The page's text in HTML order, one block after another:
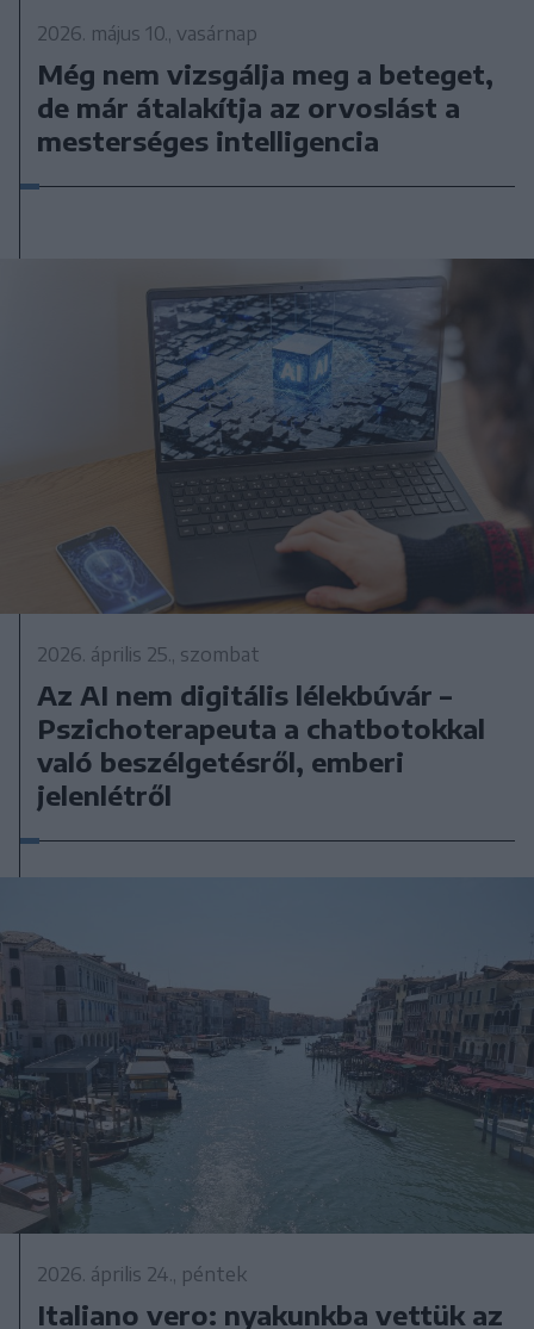
2026. május 10., vasárnap
Még nem vizsgálja meg a beteget,
de már átalakítja az orvoslást a
mesterséges intelligencia
2026. április 25., szombat
Az AI nem digitális lélekbúvár –
Pszichoterapeuta a chatbotokkal
való beszélgetésről, emberi
jelenlétről
2026. április 24., péntek
Italiano vero: nyakunkba vettük az